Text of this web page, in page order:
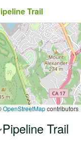
Trail
OpenStreetMapcontributors
Trail